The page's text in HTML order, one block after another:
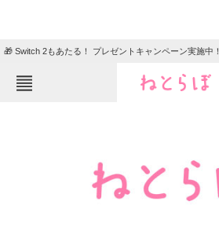
🎁 Switch 2もあたる！ プレゼントキャンペーン実施中！
クイズ
地域